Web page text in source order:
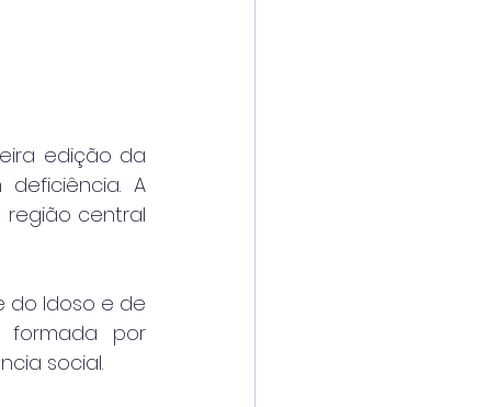
edição da
A
região central
do Idoso e de
formada por
social.